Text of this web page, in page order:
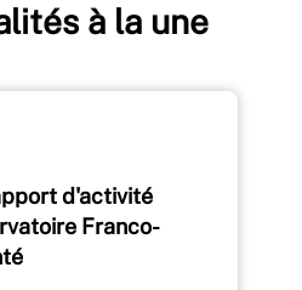
à la une
d'activité
Franco-